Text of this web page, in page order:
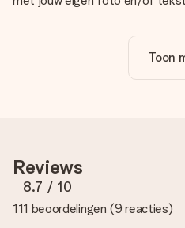
Is personalisatie in de prijs
De prijs die op de website
te gebruiken. Als je niet zeker
foto, neem dan contact op met
je foto mee met het cadeau
de kwaliteit dan voor je
Toon
Reviews
8.7 / 10
111 beoordelingen (9 reacties)